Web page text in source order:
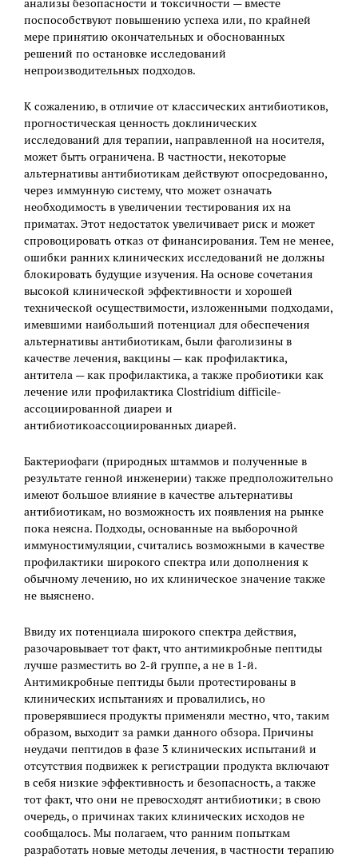
анализы безопасности и токсичности — вместе
поспособствуют повышению успеха или, по крайней
мере принятию окончательных и обоснованных
решений по остановке исследований
непроизводительных подходов.
К сожалению, в отличие от классических антибиотиков,
прогностическая ценность доклинических
исследований для терапии, направленной на носителя,
может быть ограничена. В частности, некоторые
альтернативы антибиотикам действуют опосредованно,
через иммунную систему, что может означать
необходимость в увеличении тестирования их на
приматах. Этот недостаток увеличивает риск и может
спровоцировать отказ от финансирования. Тем не менее,
ошибки ранних клинических исследований не должны
блокировать будущие изучения. На основе сочетания
высокой клинической эффективности и хорошей
технической осуществимости, изложенными подходами,
имевшими наибольший потенциал для обеспечения
альтернативы антибиотикам, были фаголизины в
качестве лечения, вакцины — как профилактика,
антитела — как профилактика, а также пробиотики как
лечение или профилактика Clostridium difficile-
ассоциированной диареи и
антибиотикоассоциированных диарей.
Бактериофаги (природных штаммов и полученные в
результате генной инженерии) также предположительно
имеют большое влияние в качестве альтернативы
антибиотикам, но возможность их появления на рынке
пока неясна. Подходы, основанные на выборочной
иммуностимуляции, считались возможными в качестве
профилактики широкого спектра или дополнения к
обычному лечению, но их клиническое значение также
не выяснено.
Ввиду их потенциала широкого спектра действия,
разочаровывает тот факт, что антимикробные пептиды
лучше разместить во 2-й группе, а не в 1-й.
Антимикробные пептиды были протестированы в
клинических испытаниях и провалились, но
проверявшиеся продукты применяли местно, что, таким
образом, выходит за рамки данного обзора. Причины
неудачи пептидов в фазе 3 клинических испытаний и
отсутствия подвижек к регистрации продукта включают
в себя низкие эффективность и безопасность, а также
тот факт, что они не превосходят антибиотики; в свою
очередь, о причинах таких клинических исходов не
сообщалось. Мы полагаем, что ранним попыткам
разработать новые методы лечения, в частности терапию